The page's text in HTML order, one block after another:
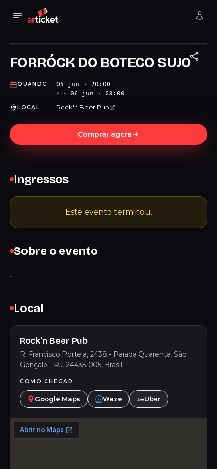
FORRÓCK DO BOTECO SUJO
QUANDO 05 jun · 20:00
ATÉ 06 jun · 03:00
LOCAL Rock'n Beer Pub
Comprar agora
Sobre o evento
.
Local
Rock'n Beer Pub
R. Francisco Portela, 2438 - Parada Quarenta, São
Gonçalo - RJ, 24435-005, Brasil
COMO CHEGAR
Google Maps Waze Uber
Ingressos
Este evento terminou.